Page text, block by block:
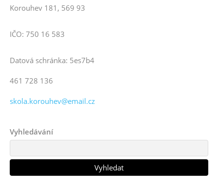
Korouhev 181, 569 93
IČO: 750 16 583
Datová schránka: 5es7b4
461 728 136
skola.korouhev@email.cz
Vyhledávání